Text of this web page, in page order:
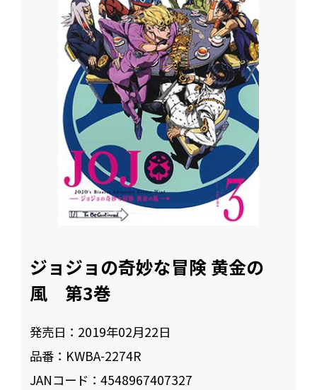
ジョジョの奇妙な冒険 黄金の
風 第3巻
発売日： 2019年02月22日
品番： KWBA-2274R
JANコード：4548967407327